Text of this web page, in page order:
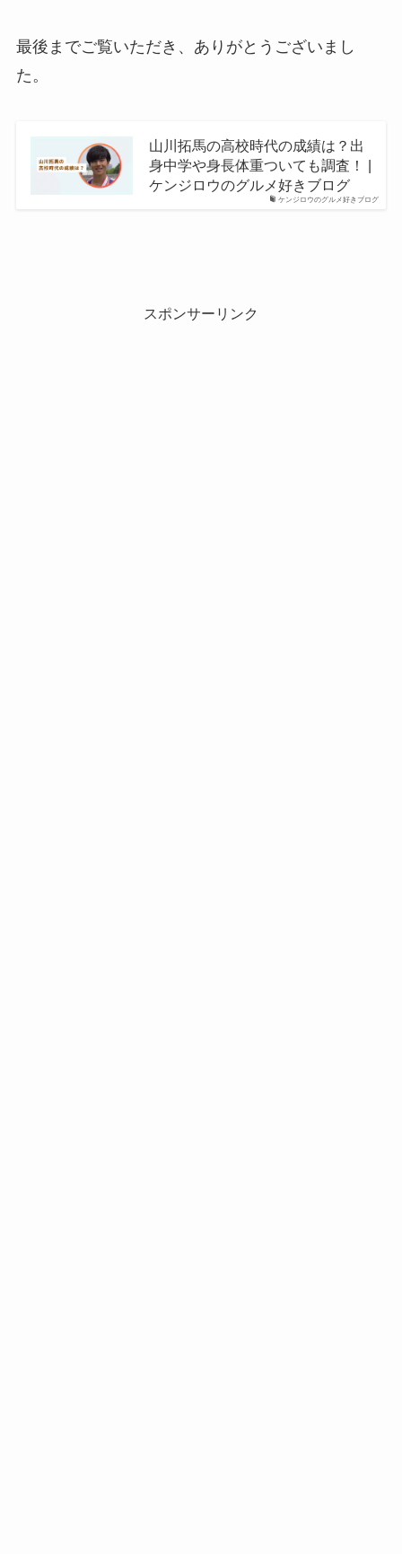
最後までご覧いただき、ありがとうございまし
た。
ケンジロウのグルメ好きブログ
山川拓馬の高校時代の成績は？出
身中学や身長体重ついても調査！ |
ケンジロウのグルメ好きブログ
スポンサーリンク